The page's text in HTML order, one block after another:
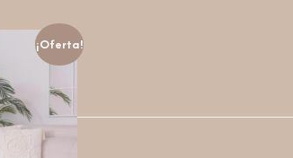
¡Oferta!